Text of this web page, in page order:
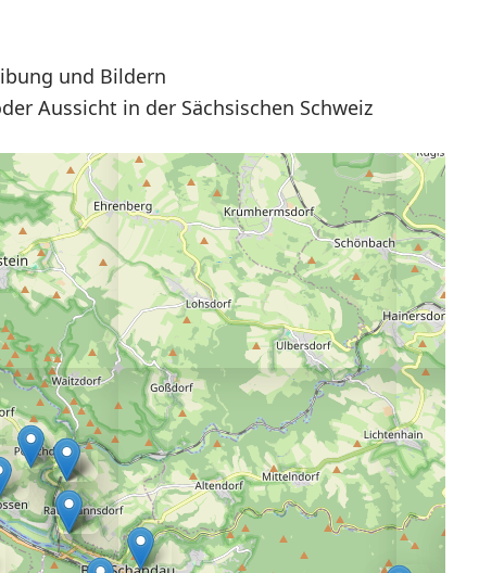
und Bildern
Aussicht in der Sächsischen Schweiz